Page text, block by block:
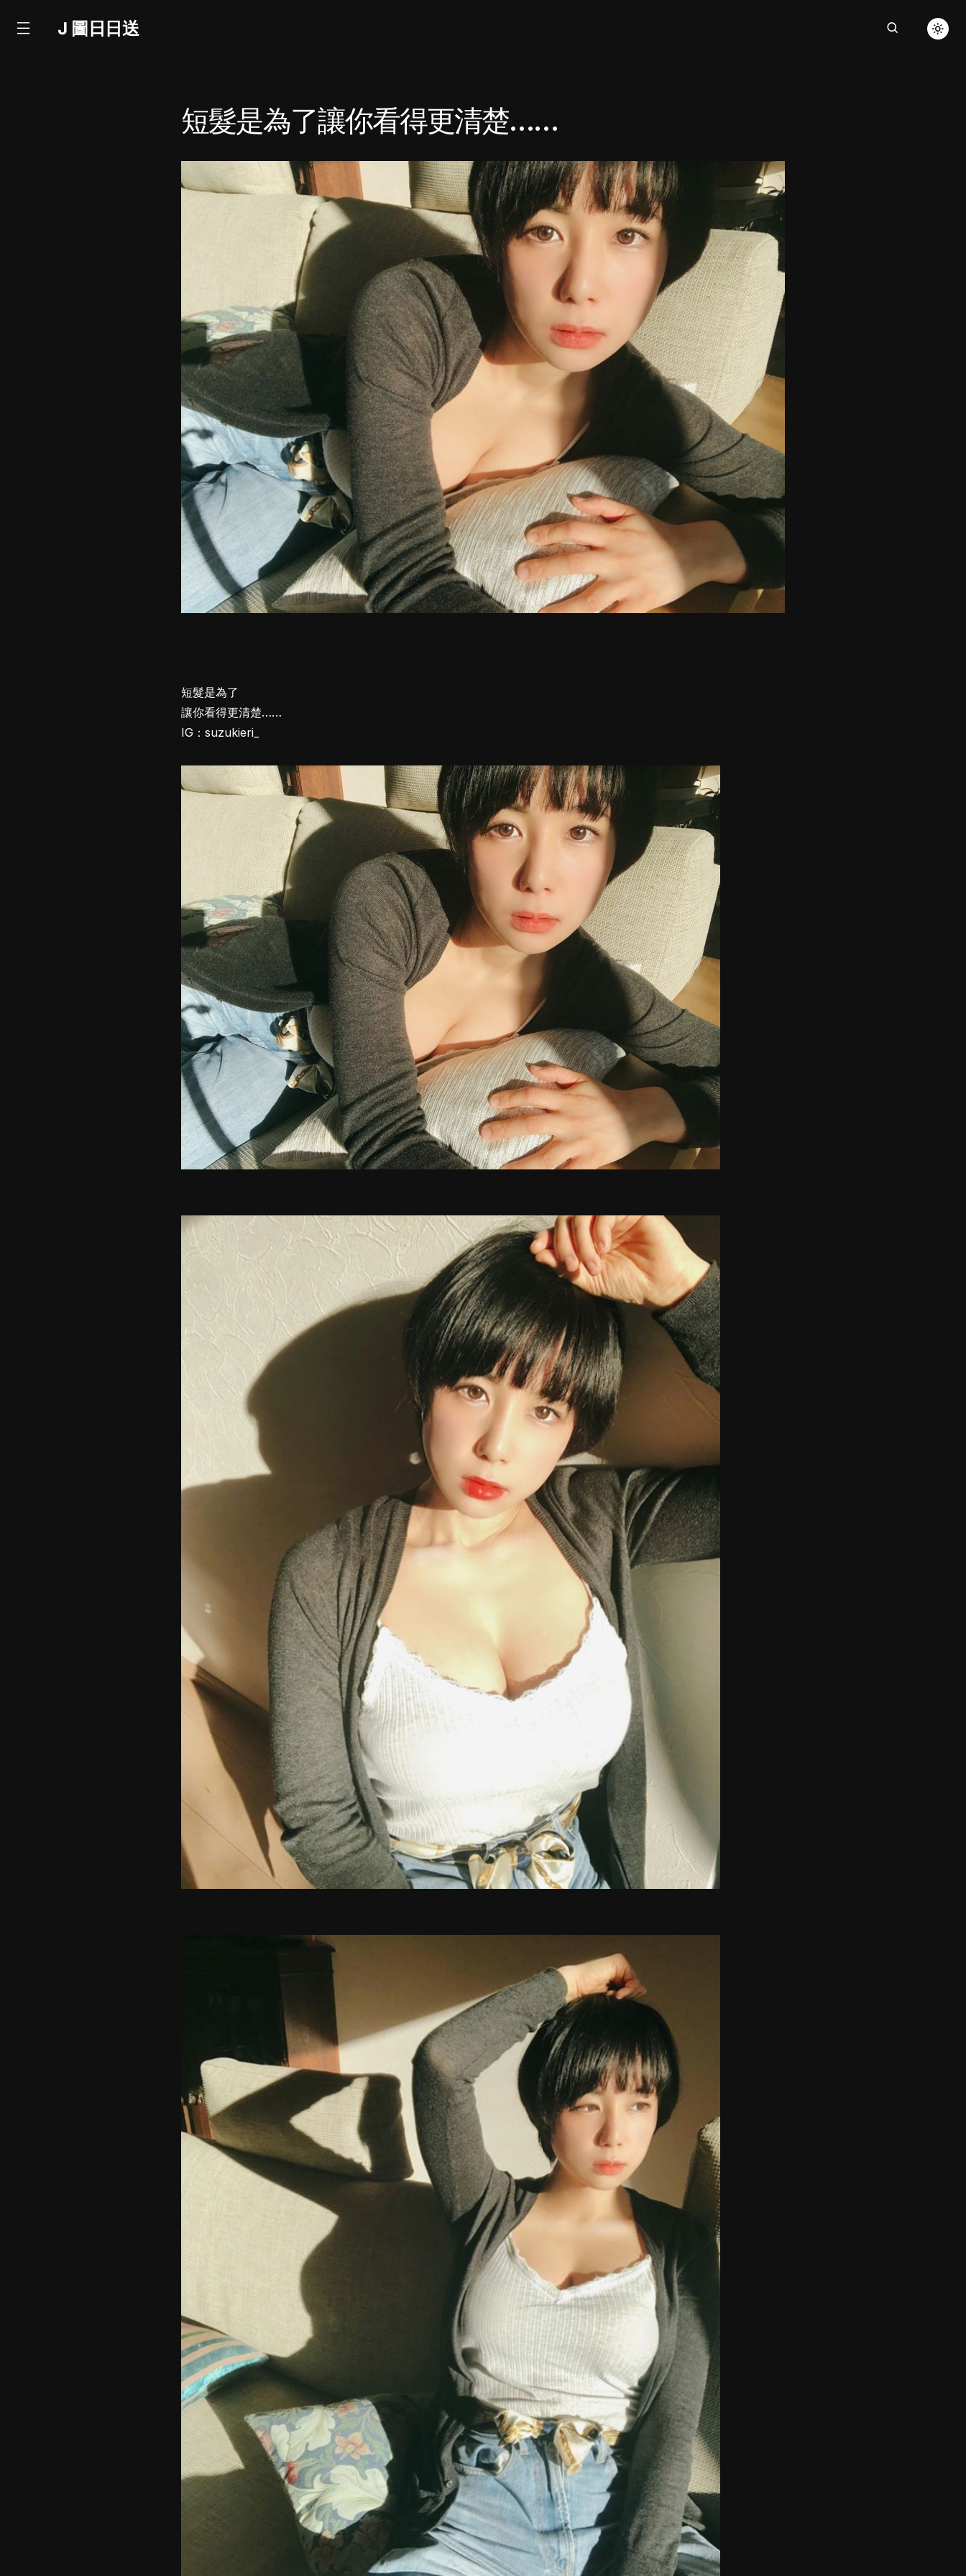
J 圖日日送
短髮是為了讓你看得更清楚……
短髮是為了
讓你看得更清楚……
IG：suzukieri_